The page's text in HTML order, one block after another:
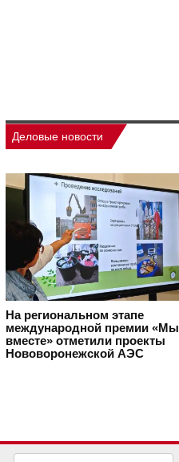
Деловые новости
На региональном этапе
международной премии «Мы
вместе» отметили проекты
Нововоронежской АЭС